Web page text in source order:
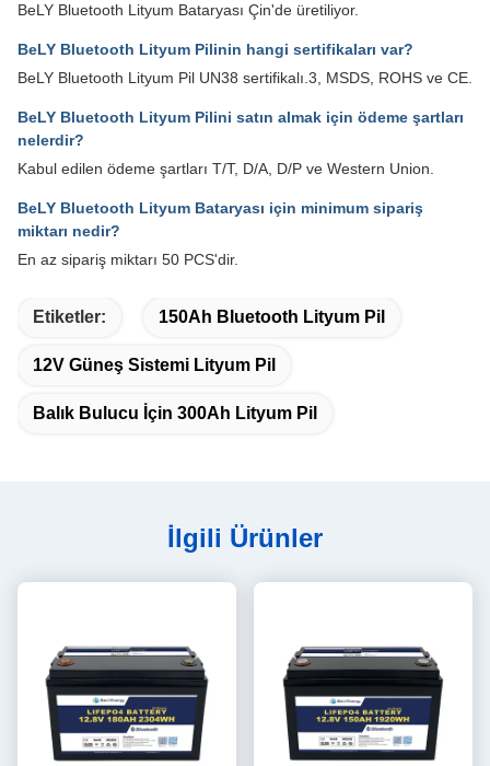
BeLY Bluetooth Lityum Bataryası Çin'de üretiliyor.
BeLY Bluetooth Lityum Pilinin hangi sertifikaları var?
BeLY Bluetooth Lityum Pil UN38 sertifikalı.3, MSDS, ROHS ve CE.
BeLY Bluetooth Lityum Pilini satın almak için ödeme şartları
nelerdir?
Kabul edilen ödeme şartları T/T, D/A, D/P ve Western Union.
BeLY Bluetooth Lityum Bataryası için minimum sipariş
miktarı nedir?
En az sipariş miktarı 50 PCS'dir.
Etiketler: 150Ah Bluetooth Lityum Pil
12V Güneş Sistemi Lityum Pil
Balık Bulucu İçin 300Ah Lityum Pil
İlgili Ürünler